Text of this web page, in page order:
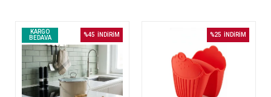
KARGO
BEDAVA
%45 İNDİRİM %25 İNDİRİM